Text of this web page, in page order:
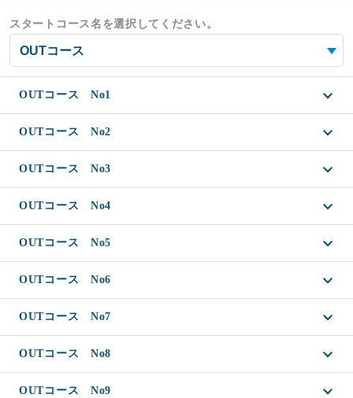
スタートコース名を選択してください。
OUTコース No1
OUTコース No2
OUTコース No3
OUTコース No4
OUTコース No5
OUTコース No6
OUTコース No7
OUTコース No8
OUTコース No9